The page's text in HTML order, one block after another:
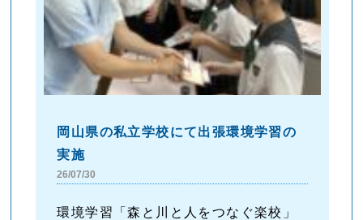
岡山県の私立学校にて出張環境学習の
実施
26/07/30
環境学習「森と川と人をつなぐ楽校」